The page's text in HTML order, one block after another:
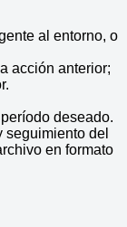
al entorno, o
acción anterior;
deseado.
del
en formato